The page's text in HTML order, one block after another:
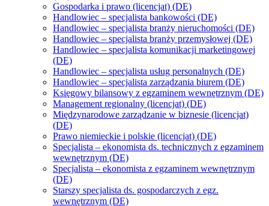
Gospodarka i prawo (licencjat) (DE)
Handlowiec – specjalista bankowości (DE)
Handlowiec – specjalista branży nieruchomości (DE)
Handlowiec – specjalista branży przemysłowej (DE)
Handlowiec – specjalista komunikacji marketingowej
(DE)
Handlowiec – specjalista usług personalnych (DE)
Handlowiec – specjalista zarządzania biurem (DE)
Księgowy bilansowy z egzaminem wewnętrznym (DE)
Management regionalny (licencjat) (DE)
Międzynarodowe zarządzanie w biznesie (licencjat)
(DE)
Prawo niemieckie i polskie (licencjat) (DE)
Specjalista – ekonomista ds. technicznych z egzaminem
wewnętrznym (DE)
Specjalista – ekonomista z egzaminem wewnętrznym
(DE)
Starszy specjalista ds. gospodarczych z egz.
wewnętrznym (DE)